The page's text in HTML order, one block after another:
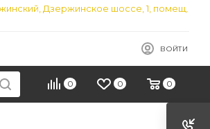
Дзержинское шоссе, 1, помещ.
ВОЙТИ
0 0 0